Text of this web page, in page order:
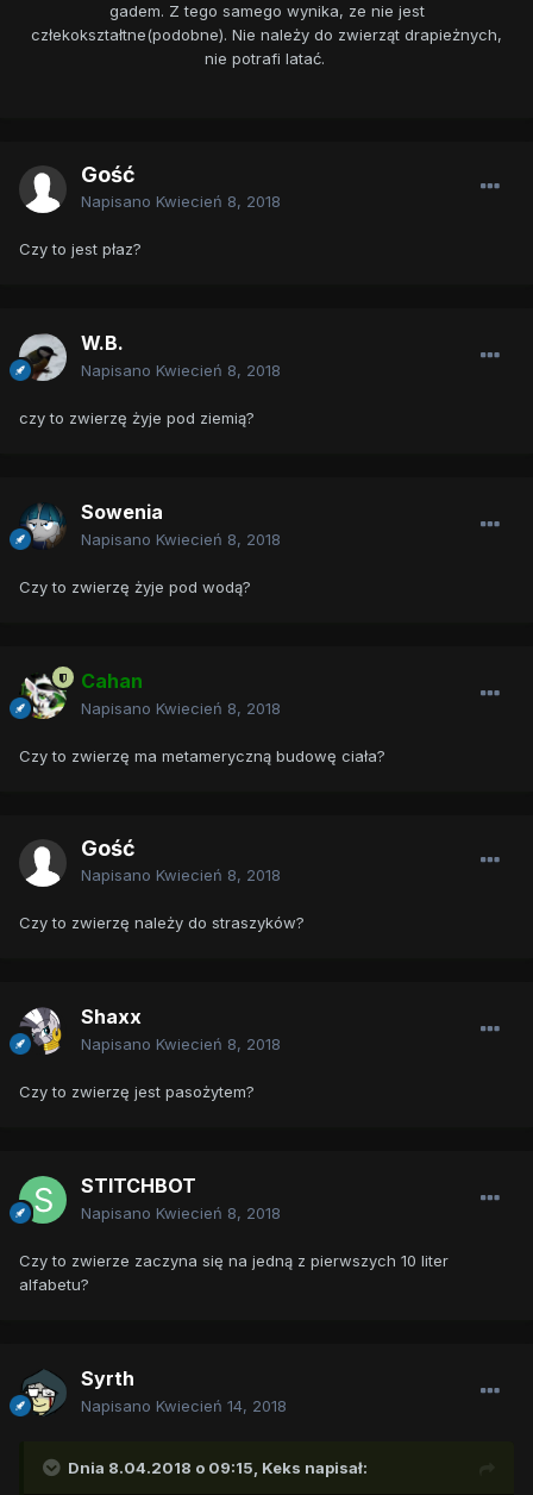
gadem. Z tego samego wynika, ze nie jest
człekokształtne(podobne). Nie należy do zwierząt drapieżnych,
nie potrafi latać.
Gość
Napisano Kwiecień 8, 2018
Czy to jest płaz?
W.B.
Napisano Kwiecień 8, 2018
czy to zwierzę żyje pod ziemią?
Sowenia
Napisano Kwiecień 8, 2018
Czy to zwierzę żyje pod wodą?
Cahan
Napisano Kwiecień 8, 2018
Czy to zwierzę ma metameryczną budowę ciała?
Gość
Napisano Kwiecień 8, 2018
Czy to zwierzę należy do straszyków?
Shaxx
Napisano Kwiecień 8, 2018
Czy to zwierzę jest pasożytem?
STITCHBOT
Napisano Kwiecień 8, 2018
Czy to zwierze zaczyna się na jedną z pierwszych 10 liter
alfabetu?
Syrth
Napisano Kwiecień 14, 2018
Dnia 8.04.2018 o 09:15, Keks napisał: